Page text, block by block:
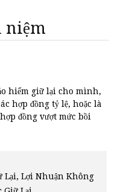
niệm
hiểm giữ lại cho mình,
hợp đồng tỷ lệ, hoặc là
đồng vượt mức bồi
Lại, Lợi Nhuận Không